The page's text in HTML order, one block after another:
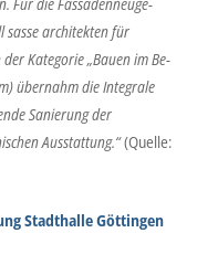
architekten für
Kategorie „Bauen im Be-
übernahm die Integrale
Sanierung der
Ausstattung.“(Quelle:
Stadthalle Göttingen